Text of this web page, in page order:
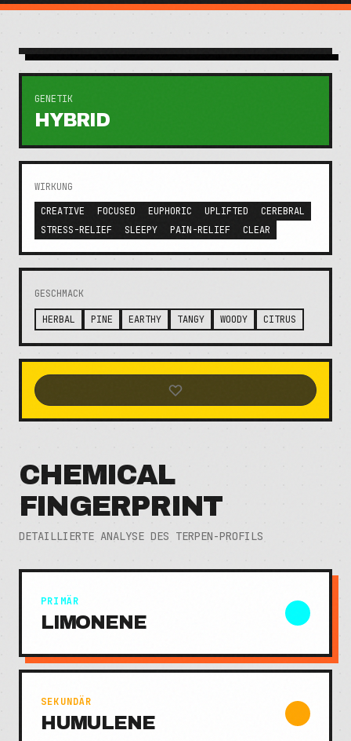
GENETIK
HYBRID
WIRKUNG
CREATIVE
FOCUSED EUPHORIC UPLIFTED
CEREBRAL
STRESS-RELIEF
SLEEPY PAIN-RELIEF CLEAR
GESCHMACK
HERBAL PINE EARTHY TANGY WOODY CITRUS
CHEMICAL
FINGERPRINT
DETAILLIERTE ANALYSE DES TERPEN-PROFILS
PRIMÄR
LIMONENE
SEKUNDÄR
HUMULENE